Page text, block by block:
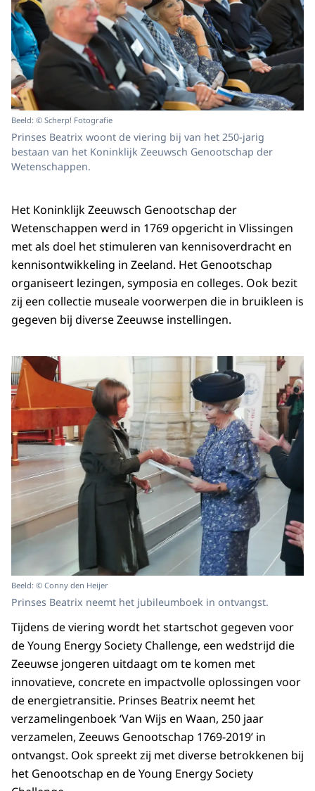
Beeld: © Scherp! Fotografie
Prinses Beatrix woont de viering bij van het 250-jarig
bestaan van het Koninklijk Zeeuwsch Genootschap der
Wetenschappen.
Het Koninklijk Zeeuwsch Genootschap der
Wetenschappen werd in 1769 opgericht in Vlissingen
met als doel het stimuleren van kennisoverdracht en
kennisontwikkeling in Zeeland. Het Genootschap
organiseert lezingen, symposia en colleges. Ook bezit
zij een collectie museale voorwerpen die in bruikleen is
gegeven bij diverse Zeeuwse instellingen.
Beeld: © Conny den Heijer
Prinses Beatrix neemt het jubileumboek in ontvangst.
Tijdens de viering wordt het startschot gegeven voor
de Young Energy Society Challenge, een wedstrijd die
Zeeuwse jongeren uitdaagt om te komen met
innovatieve, concrete en impactvolle oplossingen voor
de energietransitie. Prinses Beatrix neemt het
verzamelingenboek ‘Van Wijs en Waan, 250 jaar
verzamelen, Zeeuws Genootschap 1769-2019’ in
ontvangst. Ook spreekt zij met diverse betrokkenen bij
het Genootschap en de Young Energy Society